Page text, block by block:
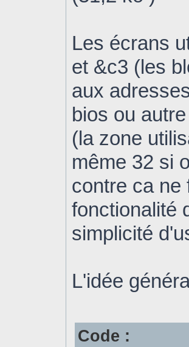
Les écrans
et &c3 (les
aux
bios ou
(la zone
même 32 si
contre ca ne
fonctionalité
simplicité
L'idée
Code :